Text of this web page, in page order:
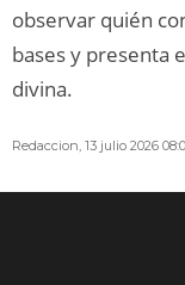
observar quién
bases y presenta
divina.
Redaccion 13 julio 2026